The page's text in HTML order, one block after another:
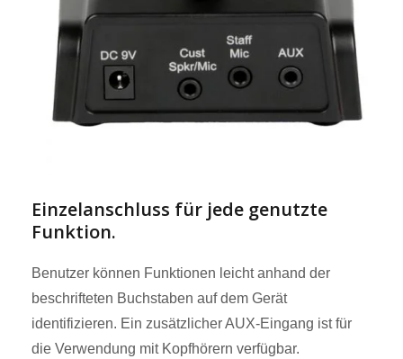
Einzelanschluss für jede genutzte
Funktion.
Benutzer können Funktionen leicht anhand der
beschrifteten Buchstaben auf dem Gerät
identifizieren. Ein zusätzlicher AUX-Eingang ist für
die Verwendung mit Kopfhörern verfügbar.